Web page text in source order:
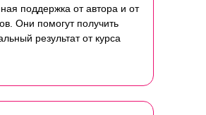
поддержка от автора и от
Они помогут получить
результат от курса